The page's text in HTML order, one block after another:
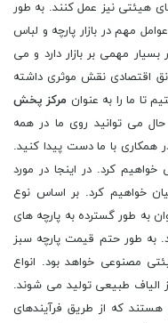
هیئتی نیز عمل کنند. به طور
مهم در بازار پارچه و لباس
مهمی بر بازار دارد و می
اقتصادی نقش موثری داشته
تا ما را به عنوان مرکز پخش
می توانید روی ما در همه
همکاری با ما دست پیدا کنید.
خواهیم کرد. در اینجا در مورد
خواهیم کرد. بر اساس نوع
به طور گسترده به پارچه های
به طور حتم قیمت پارچه سبز
مصنوعی خواهد بود. انواع
الیاف طبیعی تولید می شوند.
که از طریق فرآیندهای